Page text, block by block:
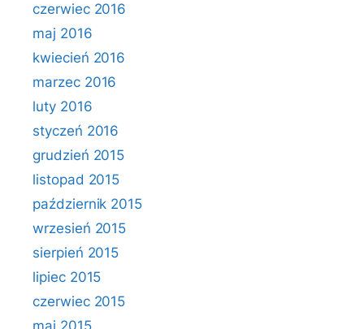
czerwiec 2016
maj 2016
kwiecień 2016
marzec 2016
luty 2016
styczeń 2016
grudzień 2015
listopad 2015
październik 2015
wrzesień 2015
sierpień 2015
lipiec 2015
czerwiec 2015
maj 2015